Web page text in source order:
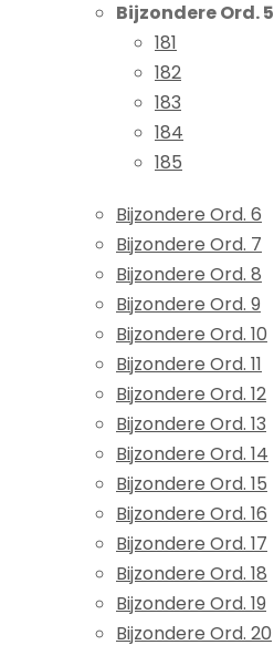
Bijzondere Ord. 5
181
182
183
184
185
Bijzondere Ord. 6
Bijzondere Ord. 7
Bijzondere Ord. 8
Bijzondere Ord. 9
Bijzondere Ord. 10
Bijzondere Ord. 11
Bijzondere Ord. 12
Bijzondere Ord. 13
Bijzondere Ord. 14
Bijzondere Ord. 15
Bijzondere Ord. 16
Bijzondere Ord. 17
Bijzondere Ord. 18
Bijzondere Ord. 19
Bijzondere Ord. 20